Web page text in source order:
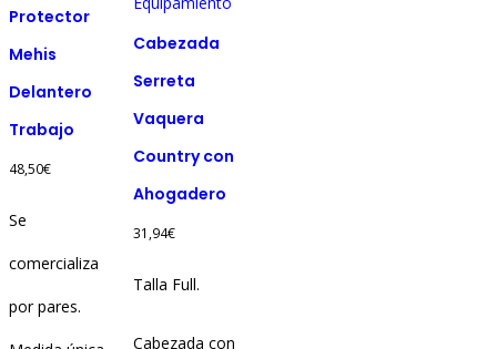
opciones
pueden
elegir
en
página
producto
Protector
Mehis
Delantero
Trabajo
48,50€
Se
comercializa
por pares.
Cabezada
Serreta
Vaquera
Country con
Ahogadero
31,94€
Talla Full.
Cabezada con